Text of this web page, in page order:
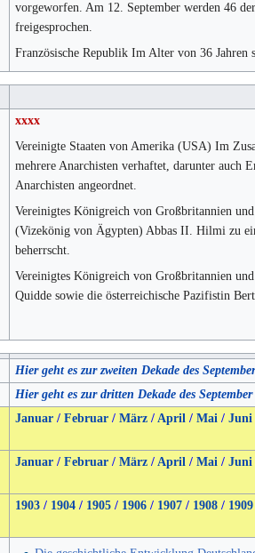
vorgeworfen. Am 12. September werden 46
freigesprochen.
Französische Republik Im Alter von 36
xxxx
Vereinigte Staaten von Amerika (USA) Im
mehrere Anarchisten verhaftet, darunter auch
Anarchisten angeordnet.
Vereinigtes Königreich von Großbritannien
(Vizekönig von Ägypten) Abbas II. Hilmi zu
beherrscht.
Vereinigtes Königreich von Großbritannien
Quidde sowie die österreichische Pazifistin
Hier geht es zur zweiten Dekade des
Hier geht es zur dritten Dekade des September
Januar/ Februar/ März/ April/ Mai/ Juni
Januar/ Februar/ März/ April/ Mai/ Juni
1903/ 1904/ 1905/ 1906/ 1907/ 1908/ 1909